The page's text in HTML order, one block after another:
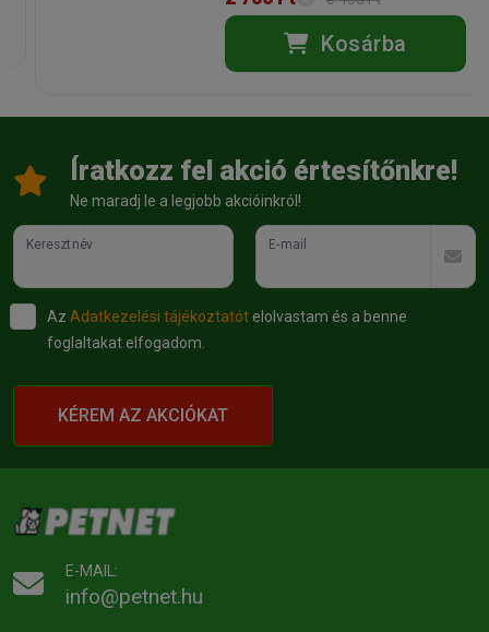
Kosárba
Íratkozz fel akció értesítőnkre!
Ne maradj le a legjobb akcióinkról!
Keresztnév E-mail
Az Adatkezelési tájékoztatót elolvastam és a benne
foglaltakat elfogadom.
KÉREM AZ AKCIÓKAT
E-MAIL:
info@petnet.hu